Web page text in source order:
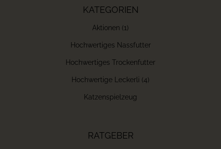
KATEGORIEN
Aktionen (1)
Hochwertiges Nassfutter
Hochwertiges Trockenfutter
Hochwertige Leckerli (4)
Katzenspielzeug
RATGEBER